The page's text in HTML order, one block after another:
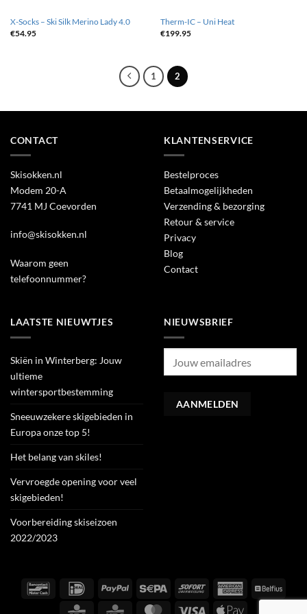
X-Socks – Ski Silk Merino Lady 4.0
€54.95
Therm-IC – Uni Heat
€199.95
1 2
CONTACT
Skisokken.nl
Modem 20-A
7741 MJ Coevorden
info@skisokken.nl
Waarom geen
telefoonnummer?
KLANTENSERVICE
Bestelproces
Betaalmogelijkheden
Verzending & bezorging
Retour & service
Privacy
Blog
Contact
LAATSTE NIEUWTJES
Skiën in Winterberg: Jouw
ultieme
wintersportbestemming
Sneeuwzekere skigebieden in
Europa onze top 5!
Het belang van skiles!
Vervroegde opening voor veel
skigebieden!
Voorbereiding skiseizoen
2022/2023
NIEUWSBRIEF
Bancontact IDeal PayPal Sepa Sofort
American
Express
Belfius
CBC KBC MasterCardVisa Apple